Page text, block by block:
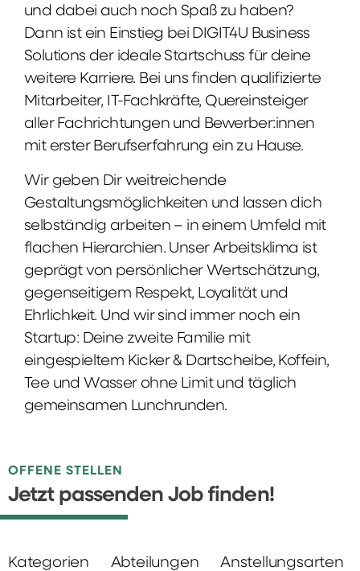
und dabei auch noch Spaß zu haben?
Dann ist ein Einstieg bei DIGIT4U Business
Solutions der ideale Startschuss für deine
weitere Karriere. Bei uns finden qualifizierte
Mitarbeiter, IT-Fachkräfte, Quereinsteiger
aller Fachrichtungen und Bewerber:innen
mit erster Berufserfahrung ein zu Hause.
Wir geben Dir weitreichende
Gestaltungsmöglichkeiten und lassen dich
selbständig arbeiten – in einem Umfeld mit
flachen Hierarchien. Unser Arbeitsklima ist
geprägt von persönlicher Wertschätzung,
gegenseitigem Respekt, Loyalität und
Ehrlichkeit. Und wir sind immer noch ein
Startup: Deine zweite Familie mit
eingespieltem Kicker & Dartscheibe, Koffein,
Tee und Wasser ohne Limit und täglich
gemeinsamen Lunchrunden.
OFFENE STELLEN
Jetzt passenden Job finden!
Kategorien Abteilungen Anstellungsarten